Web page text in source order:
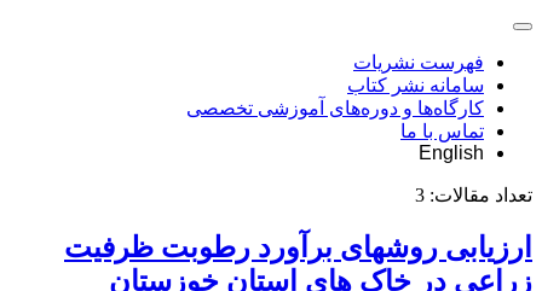
فهرست نشریات
سامانه نشر کتاب
کارگاه‌ها و دوره‌های آموزشی تخصصی
تماس با ما
English
تعداد مقالات: 3
ارزیابی روشهای برآورد رطوبت ظرفیت
زراعی در خاک های استان خوزستان